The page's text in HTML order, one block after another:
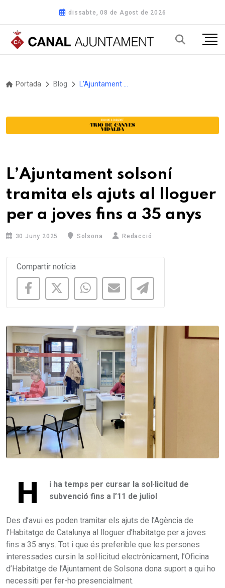
dissabte, 08 de Agost de 2026
Portada Blog
L’Ajuntament solsoní
tramita els ajuts al lloguer
per a joves fins a 35 anys
30 Juny 2025 Solsona Redacció
Compartir notícia
H
i ha temps per cursar la sol·licitud de
subvenció fins a l’11 de juliol
Des d’avui es poden tramitar els ajuts de l’Agència de
l’Habitatge de Catalunya al lloguer d’habitatge per a joves
fins a 35 anys. Tot i que és preferible que les persones
interessades cursin la sol·licitud electrònicament, l’Oficina
d’Habitatge de l’Ajuntament de Solsona dona suport a qui ho
necessiti per fer-ho presencialment.